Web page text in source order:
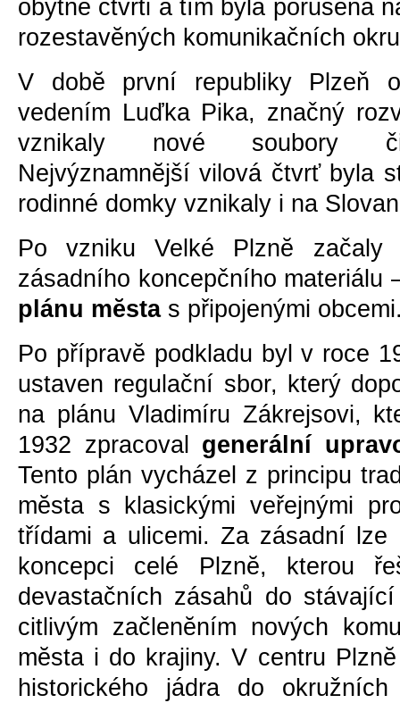
obytné čtvrti a tím byla porušena
rozestavĕných komunikačních
V dobĕ první republiky Plzeň
vedením Luďka Pika, značný
vznikaly nové soubory
Nejvýznamnĕjší vilová čtvrť byla
rodinné domky vznikaly i na
Po vzniku Velké Plznĕ začaly
zásadního koncepčního materiálu
plánu mĕsta s připojenými
Po přípravĕ podkladu byl v roce
ustaven regulační sbor, který
na plánu Vladimíru Zákrejsovi,
1932 zpracoval
generální
Tento plán vycházel z principu
mĕsta s klasickými veřejnými
třídami a ulicemi. Za zásadní lze
koncepci celé Plznĕ, kterou
devastačních zásahů do
citlivým začlenĕním nových
mĕsta i do krajiny. V centru
historického jádra do